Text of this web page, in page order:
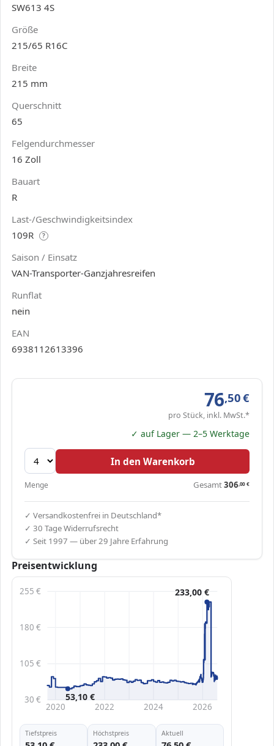
SW613 4S
Größe
215/65 R16C
Breite
215 mm
Querschnitt
65
Felgendurchmesser
16 Zoll
Bauart
R
Last-/Geschwindigkeitsindex
109R
?
Saison / Einsatz
VAN-Transporter-Ganzjahresreifen
Runflat
nein
EAN
6938112613396
76,50€
pro Stück, inkl. MwSt.*
✓ auf Lager — 2–5 Werktage
In den Warenkorb
Menge Gesamt306,00€
✓ Versandkostenfrei in Deutschland*
✓ 30 Tage Widerrufsrecht
✓ Seit 1997 — über 29 Jahre Erfahrung
Preisentwicklung
30 €
105 €
180 €
255 €
2020 2022 2024 2026
233,00 €
53,10 €
Tiefstpreis Höchstpreis Aktuell